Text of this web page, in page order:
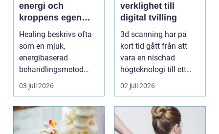
energi och
kroppens egen
förmåga att läka
Healing beskrivs ofta
som en mjuk,
energibaserad
behandlingsmetod
som stödjer kroppens
03 juli 2026
verklighet till
digital tvilling
3d scanning har på
kort tid gått från att
vara en nischad
högteknologi till ett
praktiskt verktyg fö...
02 juli 2026